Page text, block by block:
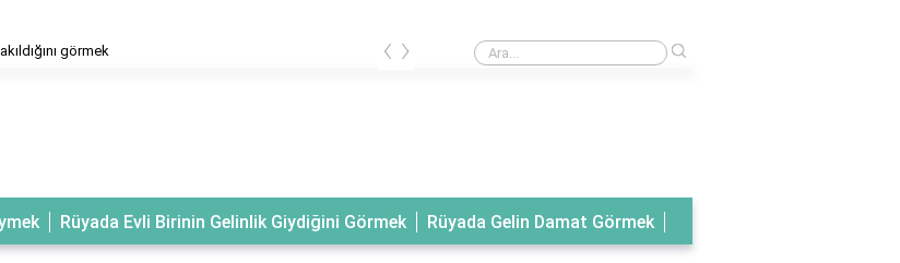
görmek Rüyada tanıdık birinin gelinlik giydiğini görmek
‹ ›
Rüyada Evli Birinin Gelinlik Giydiğini Görmek Rüyada Gelin Damat Görmek